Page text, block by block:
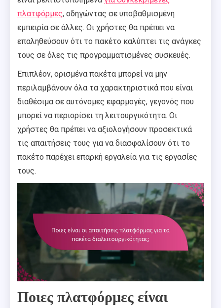
πλατφόρμες, οδηγώντας σε υποβαθμισμένη
εμπειρία σε άλλες. Οι χρήστες θα πρέπει να
επαληθεύσουν ότι το πακέτο καλύπτει τις ανάγκες
τους σε όλες τις προγραμματισμένες συσκευές.
Επιπλέον, ορισμένα πακέτα μπορεί να μην
περιλαμβάνουν όλα τα χαρακτηριστικά που είναι
διαθέσιμα σε αυτόνομες εφαρμογές, γεγονός που
μπορεί να περιορίσει τη λειτουργικότητα. Οι
χρήστες θα πρέπει να αξιολογήσουν προσεκτικά
τις απαιτήσεις τους για να διασφαλίσουν ότι το
πακέτο παρέχει επαρκή εργαλεία για τις εργασίες
τους.
Ποιες πλατφόρμες είναι